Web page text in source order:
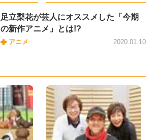
足立梨花が芸人にオススメした「今期
の新作アニメ」とは!?
アニメ 2020.01.10